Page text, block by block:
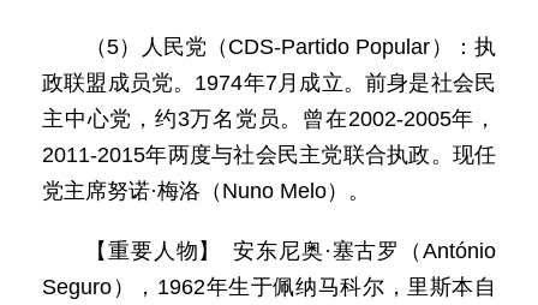
（5）人民党（CDS-Partido Popular）：执
政联盟成员党。1974年7月成立。前身是社会民
主中心党，约3万名党员。曾在2002-2005年，
2011-2015年两度与社会民主党联合执政。现任
党主席努诺·梅洛（Nuno Melo）。
【重要人物】 安东尼奥·塞古罗（António
Seguro），1962年生于佩纳马科尔，里斯本自